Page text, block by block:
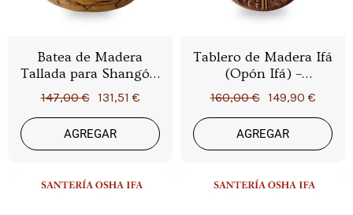
Batea de Madera
Tallada para Shangó –
Base Ritual Premium
con Diseño Artesanal
147,00 € 131,51 €
AGREGAR
Tablero de Madera Ifá
(Opón Ifá) –
Herramienta Sagrada
de Adivinación de
Orunmila
160,00 € 149,90 €
AGREGAR